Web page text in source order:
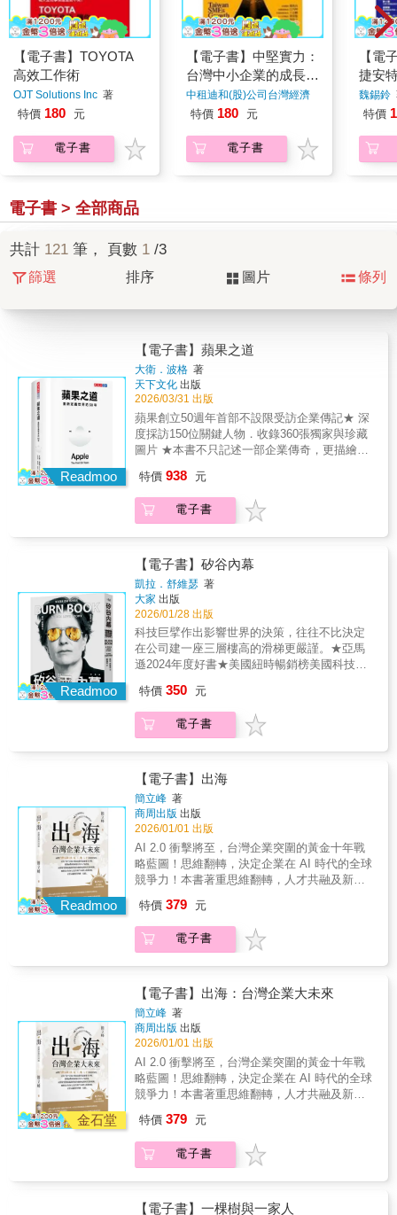
【電子書】TOYOTA
高效工作術
OJT Solutions Inc 著
特價 180 元
電子書
【電子書】中堅實力：
台灣中小企業的成長之
路
中租迪和(股)公司台灣經濟
研著
特價 180 元
電子書
【電
捷安
（節
魏錫鈴
特價
電子書 > 全部商品
共計 121 筆， 頁數 1 /3
篩選 排序 圖片 條列
Readmoo
【電子書】蘋果之道
大衛．波格 著
天下文化 出版
2026/03/31 出版
蘋果創立50週年首部不設限受訪企業傳記★ 深
度採訪150位關鍵人物．收錄360張獨家與珍藏
圖片 ★本書不只記述一部企業傳奇，更描繪出
者、科技觀察家大衛．波格詳實梳理蘋果半世
紀興衰，深度採訪超過150位橫跨各個時代的核
心人物：從共同創辦人沃茲尼克、與賈伯斯決
與設計師接受專訪。波格藉此公開這間最具爭
議、也最受愛戴的公司，如何從兩個人、一間
車庫的魯莽創業，演變成觸及全球超過22億人
的商業帝國。半個世紀，蘋果只做一件事：讓
每個人親身體驗科技的魅力。為什麼有些公司
創造產品，蘋果卻能「定義世界」？本書完整
呈現賈伯斯「追求極致」的靈魂，與庫克「願
景化為獲利」的執行力如何完美接力。蘋果的
偉大，不僅在於創造彩色電腦、iPhone與App
並從中提煉出更強大的創新動能。透過這部最
權威的蘋果企業史，我們將看見科技如何釋放
每個人內在的創造能量，讓改變世界不再是少
數人的特權。你知道不少蘋果的故事，但你知
道的，可能只是其中一半——▶車庫神話的真
相：蘋果從車庫誕生？沃茲尼克其實是在惠普
的辦公桌上設計出第一台蘋果電腦的。車庫，
只是後來用來出貨的地方。▶天價的800美元：
蘋果其實有第三位創辦人。他在公司成立第十
二天，用800美元賣掉了自己的股份——那筆股
份，今天價值超過3500億美元。▶最有先見之
明的失敗：那台被全世界嘲笑的牛頓掌上型電
腦，最終失敗收場。但它押注的ARM晶片，後
來成了所有智慧型手機的運算核心。▶被遺忘
的世界第一：1994年，蘋果就推出了世界第一
梭在人文藝術與科技的交會點，改寫人類生活
型態：－技術直覺：從圖形介面到多點觸控，
複雜技術如何變成人類本能。－勇於試錯：每
一次挫敗，都成為下一個劃時代產品的養分。
－跨界革命：橫跨電信、金融、醫療與晶片的
連鎖重塑。－如何布局未來：AI與空間運算時
代的未來敘事。
特價 938 元
電子書
Readmoo
【電子書】矽谷內幕
凱拉．舒維瑟 著
大家 出版
2026/01/28 出版
科技巨擘作出影響世界的決策，往往不比決定
在公司建一座三層樓高的滑梯更嚴謹。★亞馬
遜2024年度好書★美國紐時暢銷榜美國科技圈
揭密一代代的手機、人工智能、社交平台推陳
出新，我們追逐潮流使用著從矽谷銷售的最新
產品，生活中的資訊、話題都離不開矽谷的科
更重要的，掌控這些科技企業的人。我們或許
能選出下一任總統，但絕對無法投票罷免袓克
伯、馬斯克、貝佐斯。矽谷擁有獨特的能力，
不只能改寫產業與技術，也能改寫自己的歷
史。透過公關敘述、創辦人神話和「必然成
功」的故事框架，許多決策被事後包裝為善意
之舉，許多後果則被描述為創新過程中無可避
免的代價。凱拉‧舒維瑟寫《矽谷內幕》不是為
了回顧成功，而是在故事被修正之前，留下原
園 在繁雜的使用者同意條款中，我們不經意
間「自願」成為資料捐贈者； 以為「神經連
結」是人體與科學的精密計算？其實是馬斯克
讀完科幻小說後的靈感延伸； 谷歌曾認為創
作者不過是搜索引擎的燃油，試圖免費掃描全
紐約的絕版書； 亞馬遜營運22年後才首次繳
稅，而實體零售店則在雜稅和競爭壓力下倒
閉。只要科技飛得夠快，監督的法律永遠追不
上。多年來，凱拉的獨家報導讓矽谷管理層疑
神疑鬼，甚至有人懷疑她躲在暖氣管偷聽；臉
書營運長雪柔．桑德伯格則說：「在矽谷寫備
忘錄的人都會開玩笑：『希望凱拉永遠別看到
這個。』」對於想知道矽谷權力圈在想什麼的
人，D: All Things Digital 長期被視為必看的媒
體，而在「科技 × 政治 × 權力」這個交集上，
入行，成為當時新聞界中報導初生網路的先行
特價 350 元
電子書
Readmoo
【電子書】出海
簡立峰 著
商周出版 出版
2026/01/01 出版
AI 2.0 衝擊將至，台灣企業突圍的黃金十年戰
略藍圖！思維翻轉，決定企業在 AI 時代的全球
競爭力！本書著重思維翻轉，人才共融及新科
時代工作者必讀之作。Bonus 簡立峰的思考
練習題，讓你的想法出海！面對台灣五缺
（水、電、工、地、人才）的現實困境，以及
如何從台廠變成跨國企業的挑戰。國際化（出
海）已是突破「少國化」結構困境、求得永續
經營的唯一活路。前Google台灣董事總經理簡
立峰，以其海洋思維和組建全球團隊的實戰經
驗，提供了一份清晰的致勝戰略：拓展數位國
土、運用遠距協作，培養π型與具備GDP能力
的新世代，新創與老創合作，軟硬整合，實現
軟體登峰。在台灣做影響世界的事，贏得永續
大未來！台灣正站在一個關鍵的十字路口。面
「五缺」和少子化的結構性限制，我們必須正
視：出海，已是唯一的生存之道。★迫切危
機：被島嶼思維慣性困住的台灣人與台灣企業
特價 379 元
電子書
金石堂
【電子書】出海：台灣企業大未來
簡立峰 著
商周出版 出版
2026/01/01 出版
AI 2.0 衝擊將至，台灣企業突圍的黃金十年戰
略藍圖！思維翻轉，決定企業在 AI 時代的全球
競爭力！本書著重思維翻轉，人才共融及新科
時代工作者必讀之作。Bonus 簡立峰的思考
練習題，讓你的想法出海！面對台灣五缺
（水、電、工、地、人才）的現實困境，以及
如何從台廠變成跨國企業的挑戰。國際化（出
特價 379 元
電子書
【電子書】一棵樹與一家人